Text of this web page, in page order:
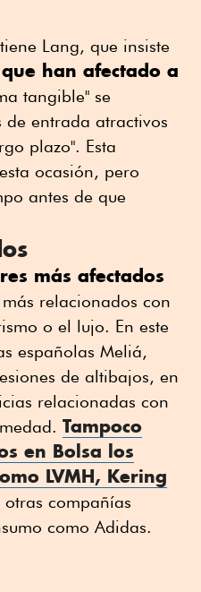
Lang, que insiste
han afectado a
tangible" se
de entrada atractivos
plazo". Esta
ocasión, pero
antes de que
más afectados
relacionados con
o el lujo. En este
españolas Meliá,
de altibajos, en
relacionadas con
Tampoco
en Bolsa los
LVMH, Kering
otras compañías
como Adidas.